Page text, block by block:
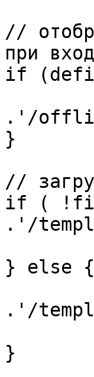
//
при
if
.'/
}
//
if (
.'/
} else {
.'/
}